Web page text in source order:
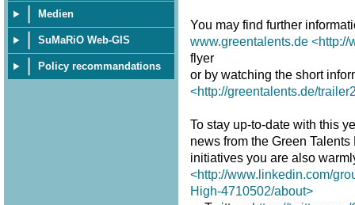
Medien
SuMaRiO Web-GIS
Policy recommandations
You may find further
www.greentalents.de <http://
flyer
or by watching the short
<http://greentalents.de/
To stay up-to-date with this
news from the Green
initiatives you are also
<http://www.linkedin.com/
High-4710502/about>